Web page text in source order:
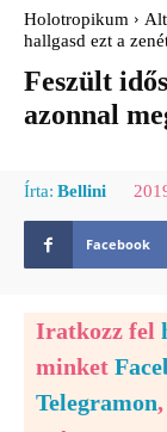
Holotropikum
hallgasd ezt a
Feszült
azonnal
Írta: Bellini
Facebook
Iratkozz fel
minket
Telegramon,